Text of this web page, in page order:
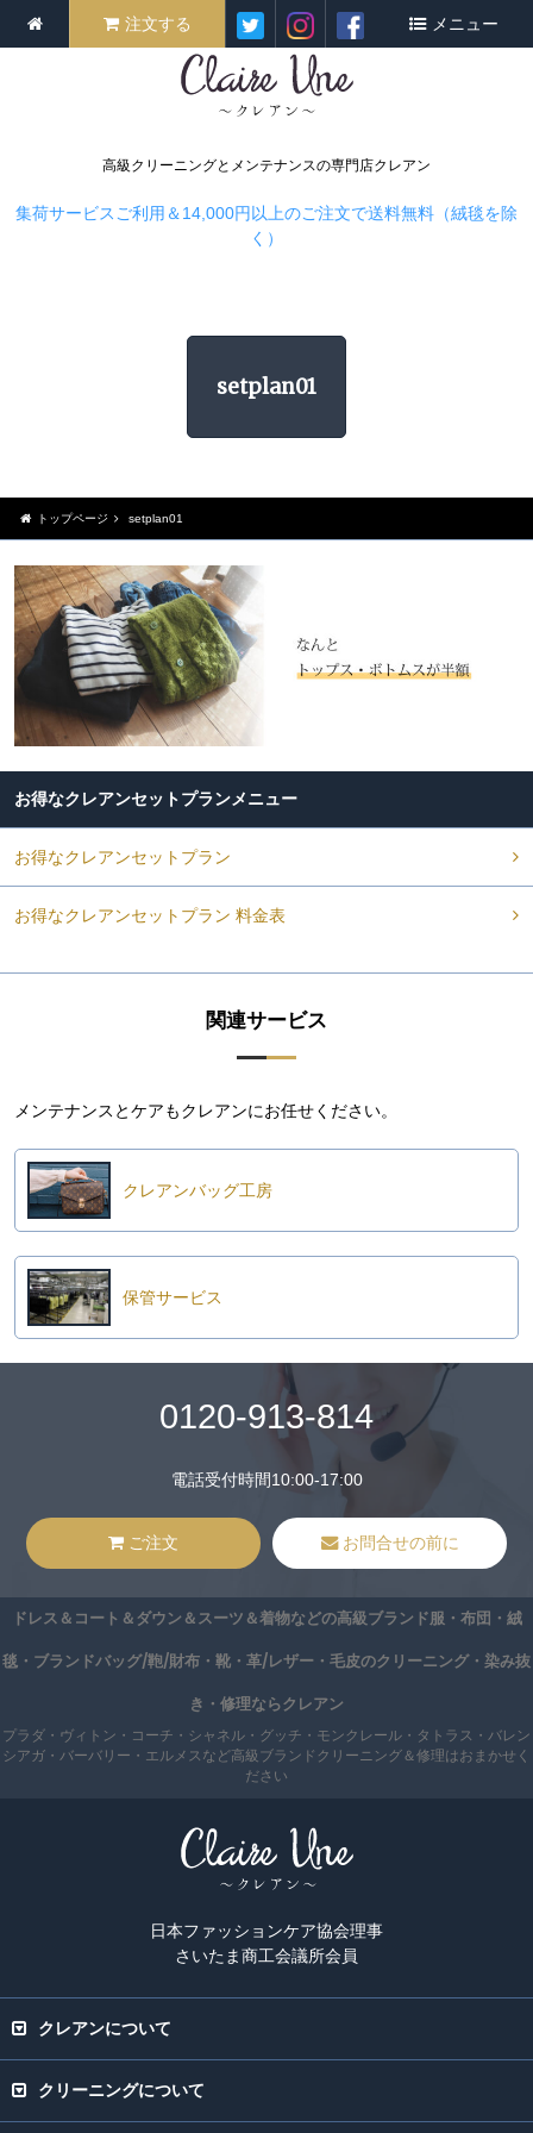
高級クリーニングとメンテナンスの専門店クレアン
注文する メニュー
集荷サービスご利用＆14,000円以上のご注文で送料無料（絨毯を除
く）
setplan01
トップページ setplan01
お得なクレアンセットプラン
お得なクレアンセットプラン
お得なクレアンセットプラン 料金表
関連サービス
メンテナンスとケアもクレアンにお任せください。
クレアンバッグ工房
保管サービス
0120-913-814
電話受付時間10:00-17:00
ご注文 お問合せの前に
ドレス＆コート＆ダウン＆スーツ＆着物などの高級ブランド服・布団・絨
毯・ブランドバッグ/鞄/財布・靴・革/レザー・毛皮のクリーニング・染み抜
き・修理ならクレアン
プラダ・ヴィトン・コーチ・シャネル・グッチ・モンクレール・タトラス・バレン
シアガ・バーバリー・エルメスなど高級ブランドクリーニング＆修理はおまかせく
ださい
日本ファッションケア協会理事
さいたま商工会議所会員
クレアンについて
クリーニングについて